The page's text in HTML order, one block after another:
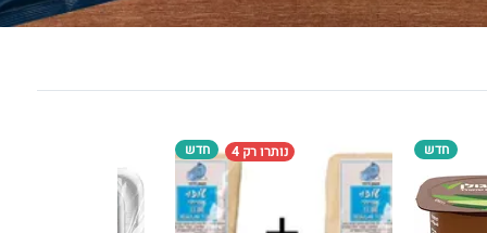
פירות וירקות
על האש
חדש חדש נותרו רק 4